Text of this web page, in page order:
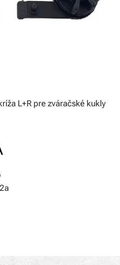
L+R ​​pre zváračské kukly